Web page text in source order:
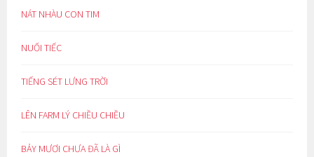
NÁT NHÀU CON TIM
NUỐI TIẾC
TIẾNG SÉT LƯNG TRỜI
LÊN FARM LÝ CHIỀU CHIỀU
BẢY MƯƠI CHƯA ĐÃ LÀ GÌ